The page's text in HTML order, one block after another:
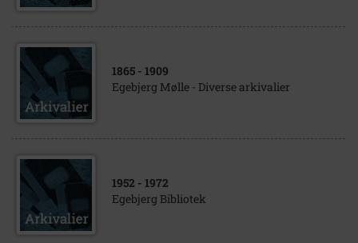
1865 - 1909
Egebjerg Mølle - Diverse arkivalier
1952 - 1972
Egebjerg Bibliotek